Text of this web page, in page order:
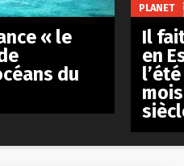
« le
du
PLANET
Il
en